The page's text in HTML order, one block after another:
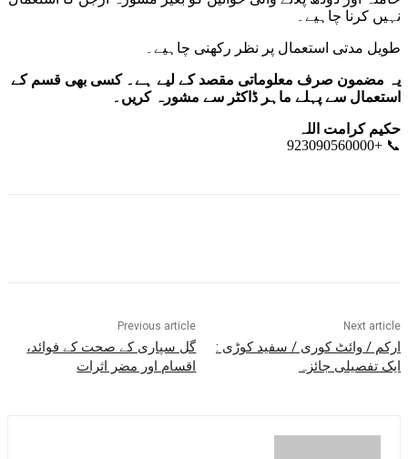
نہیں کرنا چاہیے۔
طویل مدتی استعمال پر نظر رکھنی چاہیے۔
یہ مضمون صرف معلوماتی مقصد کے لیے ہے۔ کسی بھی قسم کے
استعمال سے پہلے ماہر ڈاکٹر سے مشورہ کریں۔
حکیم کرامت اللہ
📞 +923090560000
Previous article
گل سپاری کے صحت کے فوائد،
اقسام اور مضر اثرات
Next article
ارکم / وائٹ کوری / سفید کوڑی :
ایک تفصیلی جائزہ